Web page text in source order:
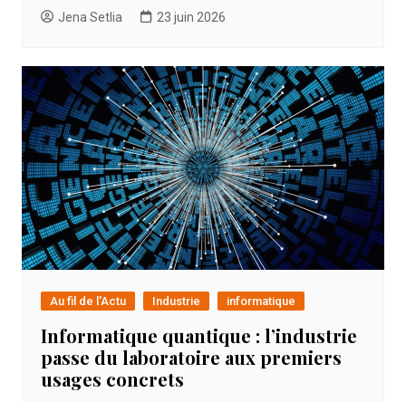
Jena Setlia 23 juin 2026
Au fil de l'Actu Industrie informatique
Informatique quantique : l’industrie
passe du laboratoire aux premiers
usages concrets